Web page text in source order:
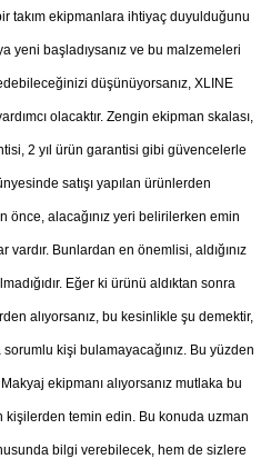
takım ekipmanlara ihtiyaç duyulduğunu
yeni başladıysanız ve bu malzemeleri
düşünüyorsanız, XLINE
olacaktır. Zengin ekipman skalası,
2 yıl ürün garantisi gibi güvencelerle
satışı yapılan ürünlerden
önce, alacağınız yeri belirilerken emin
vardır. Bunlardan en önemlisi, aldığınız
Eğer ki ürünü aldıktan sonra
alıyorsanız, bu kesinlikle şu demektir,
sorumlu kişi bulamayacağınız. Bu yüzden
ekipmanı alıyorsanız mutlaka bu
temin edin. Bu konuda uzman
bilgi verebilecek, hem de sizlere